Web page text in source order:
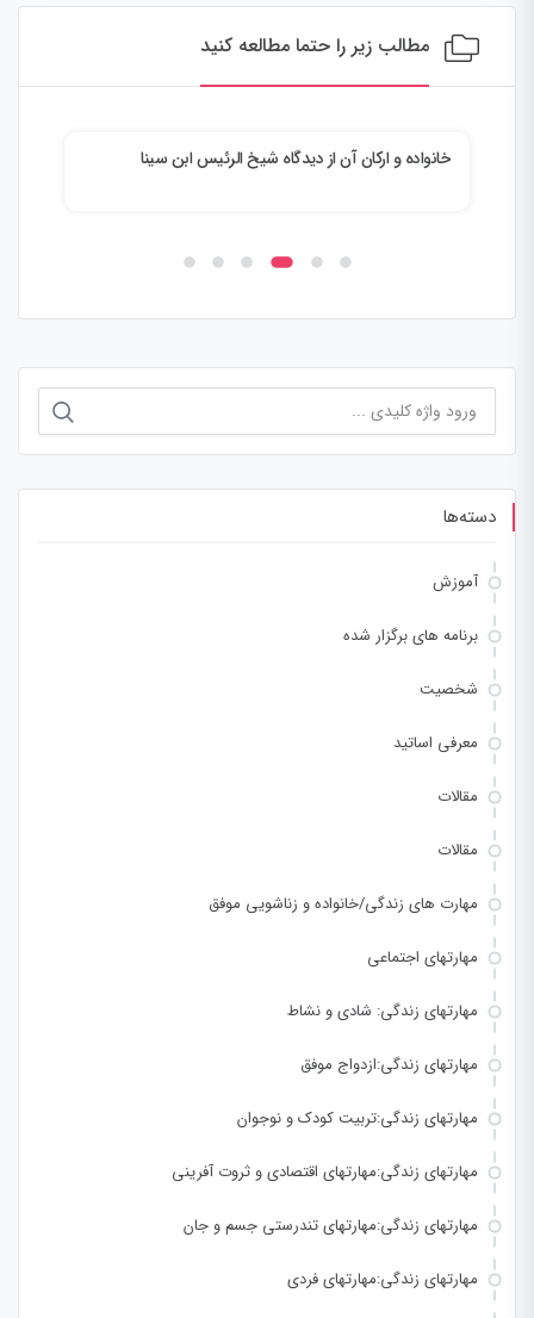
مطالب زیر را حتما مطالعه کنید
یادمان رفت که عاشق بودیم
جستجو
برای:
دسته‌ها
آموزش
برنامه های برگزار شده
شخصیت
معرفی اساتید
مقالات
مقالات
مهارت های زندگی/خانواده و زناشویی موفق
مهارتهای اجتماعی
مهارتهای زندگی: شادی و نشاط
مهارتهای زندگی:ازدواج موفق
مهارتهای زندگی:تربیت کودک و نوجوان
مهارتهای زندگی:مهارتهای اقتصادی و ثروت آفرینی
مهارتهای زندگی:مهارتهای تندرستی جسم و جان
مهارتهای زندگی:مهارتهای فردی